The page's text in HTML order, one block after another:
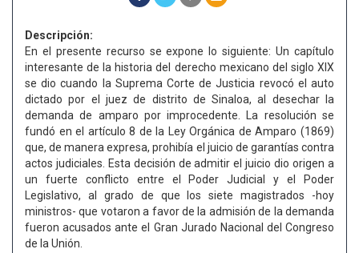
Descripción:
En el presente recurso se expone lo siguiente: Un capítulo
interesante de la historia del derecho mexicano del siglo XIX
se dio cuando la Suprema Corte de Justicia revocó el auto
dictado por el juez de distrito de Sinaloa, al desechar la
demanda de amparo por improcedente. La resolución se
fundó en el artículo 8 de la Ley Orgánica de Amparo (1869)
que, de manera expresa, prohibía el juicio de garantías contra
actos judiciales. Esta decisión de admitir el juicio dio origen a
un fuerte conflicto entre el Poder Judicial y el Poder
Legislativo, al grado de que los siete magistrados -hoy
ministros- que votaron a favor de la admisión de la demanda
fueron acusados ante el Gran Jurado Nacional del Congreso
de la Unión.